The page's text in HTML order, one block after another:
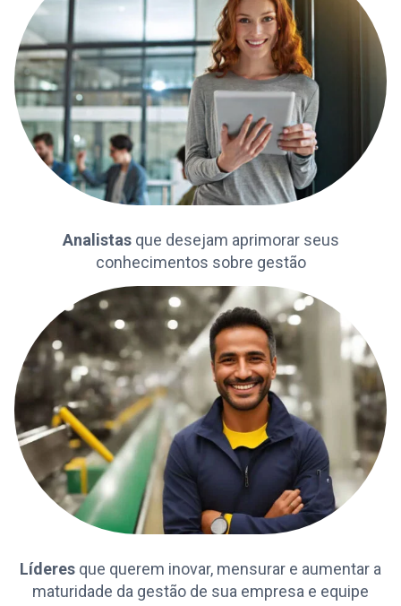
Analistasque desejam aprimorar seus
conhecimentos sobre gestão
Líderes que querem inovar, mensurar e aumentar a
maturidade da gestão de sua empresa e equipe